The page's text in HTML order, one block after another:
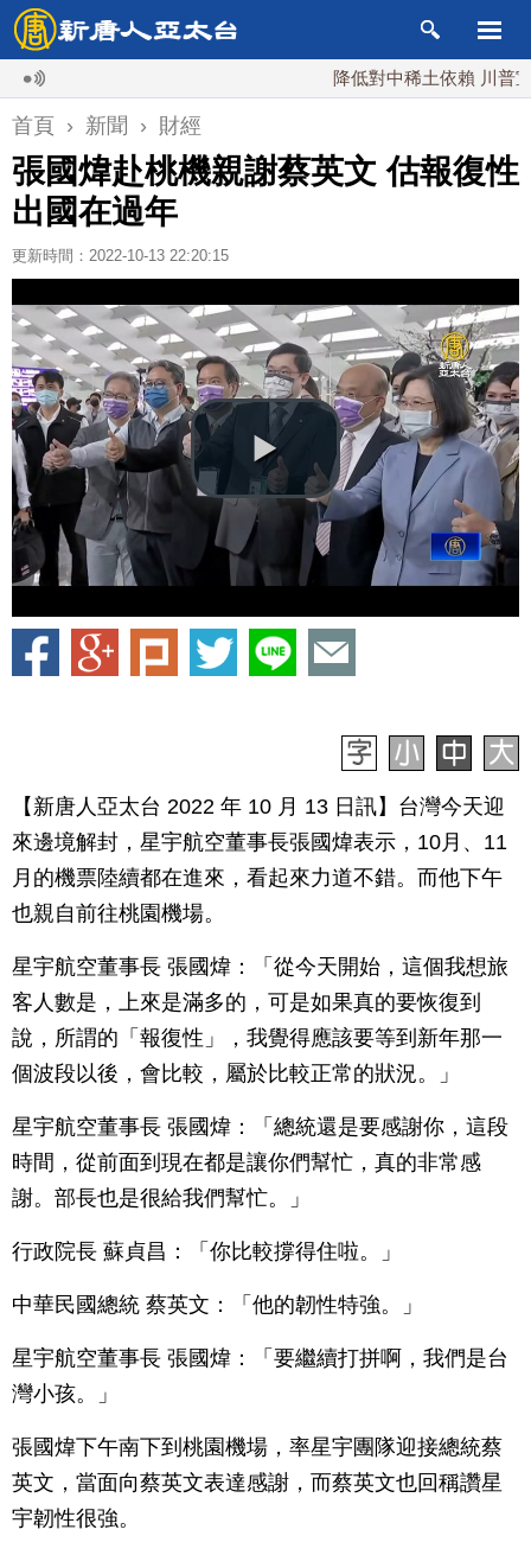
降低對中稀土依賴 川普宣布
首頁 › 新聞 › 財經
張國煒赴桃機親謝蔡英文 估報復性
出國在過年
更新時間：2022-10-13 22:20:15
【新唐人亞太台 2022 年 10 月 13 日訊】台灣今天迎
來邊境解封，星宇航空董事長張國煒表示，10月、11
月的機票陸續都在進來，看起來力道不錯。而他下午
也親自前往桃園機場。
星宇航空董事長 張國煒：「從今天開始，這個我想旅
客人數是，上來是滿多的，可是如果真的要恢復到
說，所謂的「報復性」，我覺得應該要等到新年那一
個波段以後，會比較，屬於比較正常的狀況。」
星宇航空董事長 張國煒：「總統還是要感謝你，這段
時間，從前面到現在都是讓你們幫忙，真的非常感
謝。部長也是很給我們幫忙。」
行政院長 蘇貞昌：「你比較撐得住啦。」
中華民國總統 蔡英文：「他的韌性特強。」
星宇航空董事長 張國煒：「要繼續打拼啊，我們是台
灣小孩。」
張國煒下午南下到桃園機場，率星宇團隊迎接總統蔡
英文，當面向蔡英文表達感謝，而蔡英文也回稱讚星
宇韌性很強。